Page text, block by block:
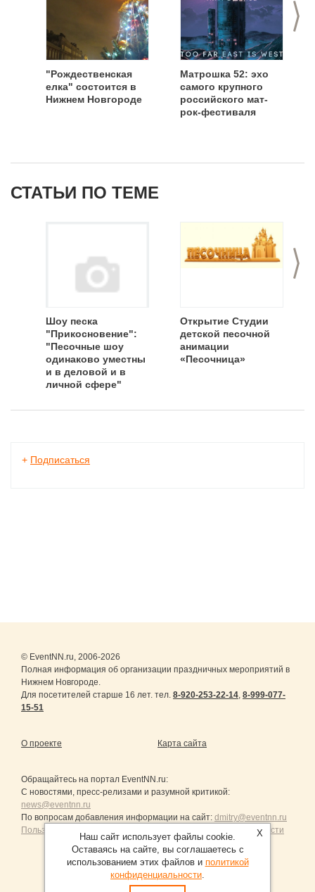
>
"Рождественская
елка" состоится в
Нижнем Новгороде
Матрошка 52: эхо
самого крупного
российского мат-
рок-фестиваля
СТАТЬИ ПО ТЕМЕ
>
Шоу песка
"Прикосновение":
"Песочные шоу
одинаково уместны
и в деловой и в
личной сфере"
Открытие Студии
детской песочной
анимации
«Песочница»
+ Подписаться
© EventNN.ru, 2006-2026
Полная информация об организации праздничных мероприятий в
Нижнем Новгороде.
Для посетителей старше 16 лет. тел. 8-920-253-22-14, 8-999-077-
15-51
О проекте Карта сайта
Обращайтесь на портал EventNN.ru:
С новостями, пресс-релизами и разумной критикой:
news@eventnn.ru
По вопросам добавления информации на сайт: dmitry@eventnn.ru
Пользовательское Соглашение и политика конфиденциальности
Продвижение сайтов Санкт-Петербург
X
Наш сайт использует файлы cookie.
Оставаясь на сайте, вы соглашаетесь с
использованием этих файлов и политикой
конфиденциальности.